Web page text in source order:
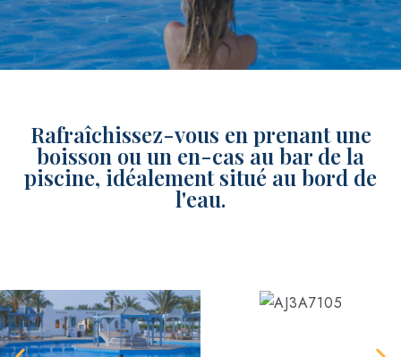
Rafraîchissez-vous en prenant une
boisson ou un en-cas au bar de la
piscine, idéalement situé au bord de
l'eau.